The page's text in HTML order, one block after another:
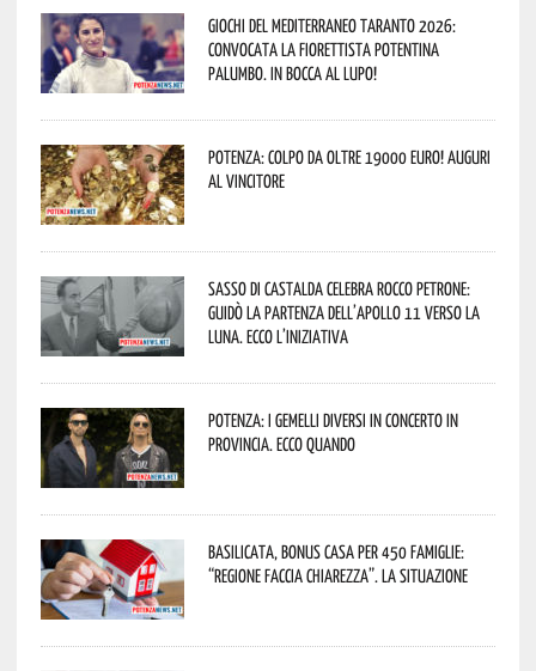
Giochi del Mediterraneo Taranto 2026:
convocata la fiorettista potentina
Palumbo. In bocca al lupo!
Potenza: colpo da oltre 19000 Euro! Auguri
al vincitore
Sasso di Castalda celebra Rocco Petrone:
guidò la partenza dell’Apollo 11 verso la
Luna. Ecco l’iniziativa
Potenza: i Gemelli DiVersi in concerto in
provincia. Ecco quando
Basilicata, Bonus casa per 450 famiglie:
“Regione faccia chiarezza”. La situazione